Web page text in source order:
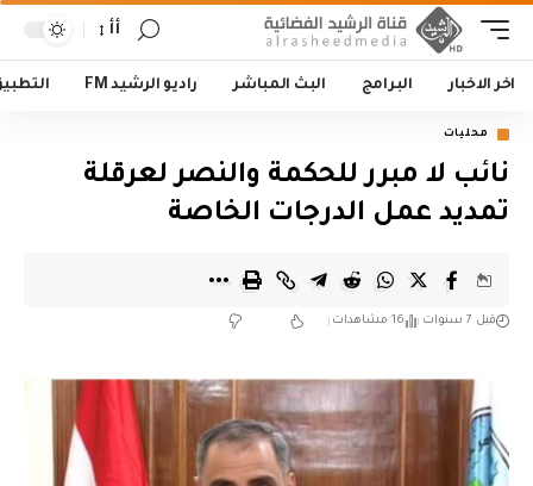
أأ
اخر الاخبار البرامج البث المباشر راديو الرشيد FM
محليات
نائب لا مبرر للحكمة والنصر لعرقلة
تمديد عمل الدرجات الخاصة
قبل 7 سنوات 16 مشاهدات